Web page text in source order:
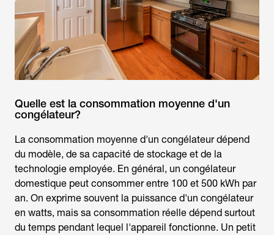
Quelle est la consommation moyenne d'un
congélateur?
La consommation moyenne d'un congélateur dépend
du modèle, de sa capacité de stockage et de la
technologie employée. En général, un congélateur
domestique peut consommer entre 100 et 500 kWh par
an. On exprime souvent la puissance d'un congélateur
en watts, mais sa consommation réelle dépend surtout
du temps pendant lequel l'appareil fonctionne. Un petit